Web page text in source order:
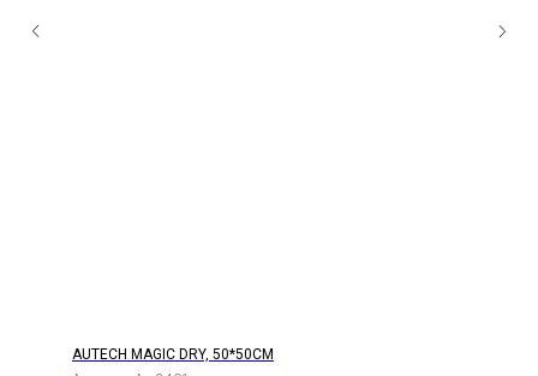
AUTECH MAGIC DRY, 50*50СМ